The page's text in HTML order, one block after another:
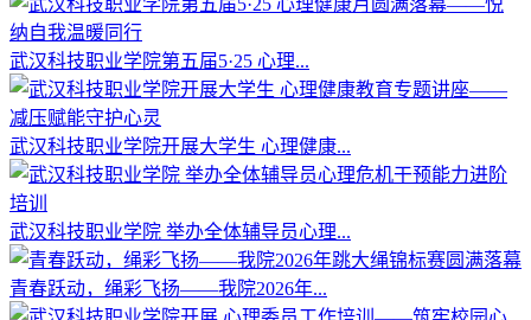
武汉科技职业学院第五届5·25 心理...
武汉科技职业学院开展大学生 心理健康...
武汉科技职业学院 举办全体辅导员心理...
青春跃动，绳彩飞扬——我院2026年...